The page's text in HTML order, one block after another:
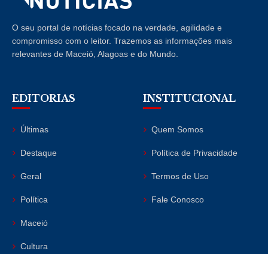
O seu portal de notícias focado na verdade, agilidade e
compromisso com o leitor. Trazemos as informações mais
relevantes de Maceió, Alagoas e do Mundo.
EDITORIAS
Últimas
Destaque
Geral
Política
Maceió
Cultura
INSTITUCIONAL
Quem Somos
Política de Privacidade
Termos de Uso
Fale Conosco